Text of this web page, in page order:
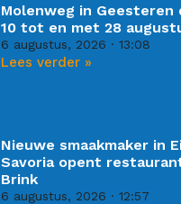
Molenweg in Geesteren
10 tot en met 28
6 augustus, 2026 13:08
Lees verder »
Nieuwe smaakmaker in
Savoria opent
Brink
6 augustus, 2026 12:57